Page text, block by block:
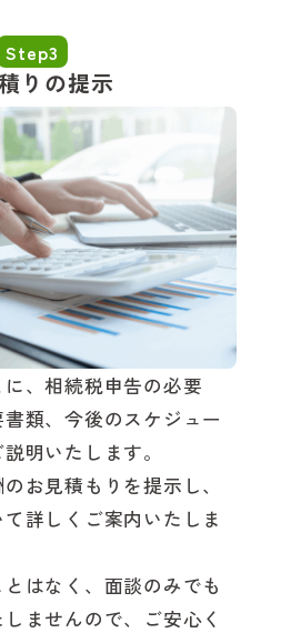
Step3
りの提示
、相続税申告の必要
類、今後のスケジュー
明いたします。
お見積もりを提示し、
詳しくご案内いたしま
はなく、面談のみでも
ませんので、ご安心く